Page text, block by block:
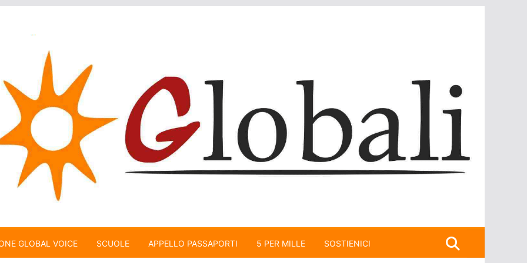
GLOBAL VOICE SCUOLE APPELLO PASSAPORTI 5 PER MILLE SOSTIENICI